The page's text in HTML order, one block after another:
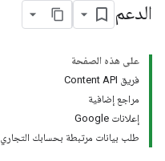
الدعم
على هذه الصفحة
فريق Content API
مراجع إضافية
إعلانات Google
طلب بيانات مرتبطة بحسابك التجاري